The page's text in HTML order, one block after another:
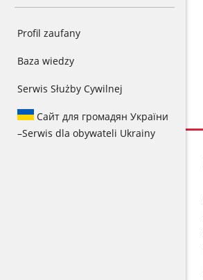
Profil zaufany
Baza wiedzy
Serwis Służby Cywilnej
Сайт для громадян України
–Serwis dla obywateli Ukrainy